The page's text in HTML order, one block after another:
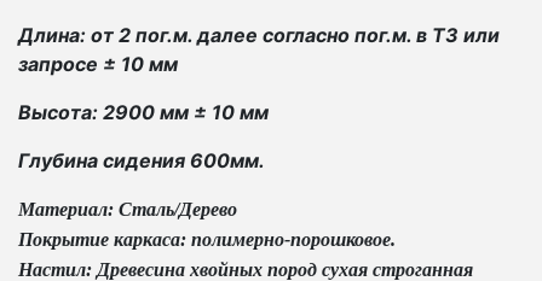
Длина: от 2 пог.м. далее согласно пог.м. в ТЗ или
запросе ± 10 мм
Высота: 2900 мм ± 10 мм
Глубина сидения 600мм.
Материал: Сталь/Дерево
Покрытие каркаса: полимерно-порошковое.
Настил: Древесина хвойных пород сухая строганная